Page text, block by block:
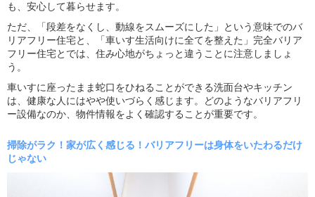
も、安心して暮らせます。
ただ、「段差をなくし、動線をスムーズにした」という意味でのバ
リアフリー住宅と、「車いす生活向けに全てを整えた」完全バリア
フリー住宅とでは、住み心地がちょっと違うことに注意しましょ
う。
車いすに座ったまま蛇口をひねることができる洗面台やキッチン
は、健康な人にはやや使いづらく感じます。どのようなバリアフリ
ー設備なのか、物件情報をよく確認することが重要です。
掃除がラク！家が広く感じる！ バリアフリーは身体をいたわるだけ
じゃない